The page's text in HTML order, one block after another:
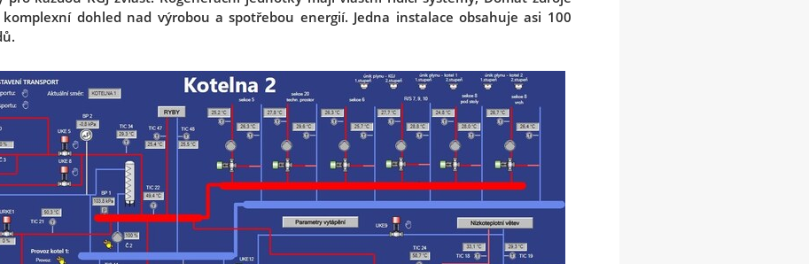
dohled nad výrobou a spotřebou energií. Jedna instalace obsahuje asi 100